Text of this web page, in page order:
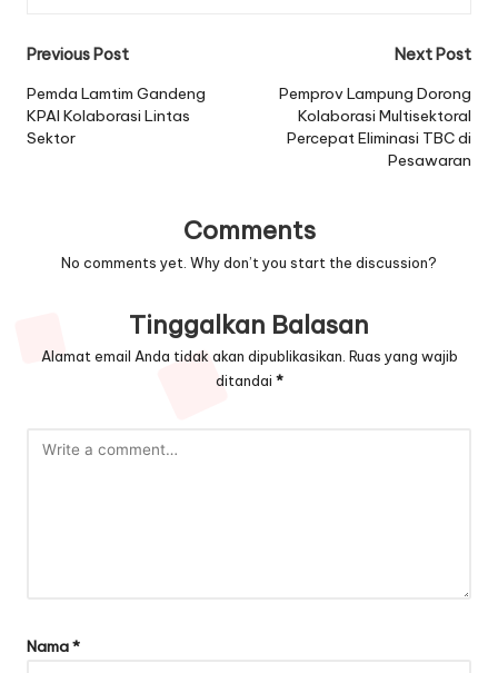
Post
navigation
Previous Post
Pemda Lamtim Gandeng
KPAI Kolaborasi Lintas
Sektor
Next Post
Pemprov Lampung Dorong
Kolaborasi Multisektoral
Percepat Eliminasi TBC di
Pesawaran
Comments
No comments yet. Why don’t you start the discussion?
Tinggalkan Balasan
Alamat email Anda tidak akan dipublikasikan. Ruas yang wajib
ditandai *
Nama*